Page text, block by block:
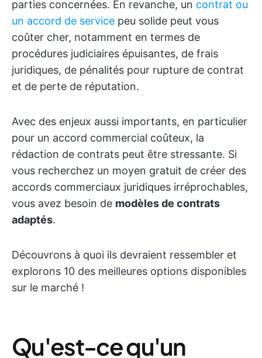
parties concernées. En revanche, un contrat ou
un accord de service peu solide peut vous
coûter cher, notamment en termes de
procédures judiciaires épuisantes, de frais
juridiques, de pénalités pour rupture de contrat
et de perte de réputation.
Avec des enjeux aussi importants, en particulier
pour un accord commercial coûteux, la
rédaction de contrats peut être stressante. Si
vous recherchez un moyen gratuit de créer des
accords commerciaux juridiques irréprochables,
vous avez besoin de modèles de contrats
adaptés.
Découvrons à quoi ils devraient ressembler et
explorons 10 des meilleures options disponibles
sur le marché !
Qu'est-ce qu'un